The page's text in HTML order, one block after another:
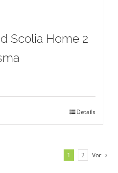
Scolia Home 2
Details
1 2 Vor